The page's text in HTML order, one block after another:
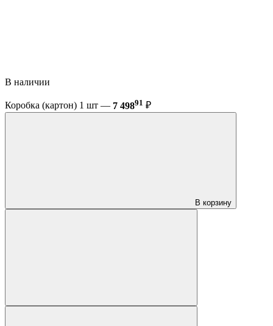
В наличии
Коробка (картон) 1 шт — 7 49891 ₽
В корзину